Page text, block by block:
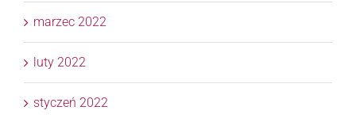
marzec 2022
luty 2022
styczeń 2022